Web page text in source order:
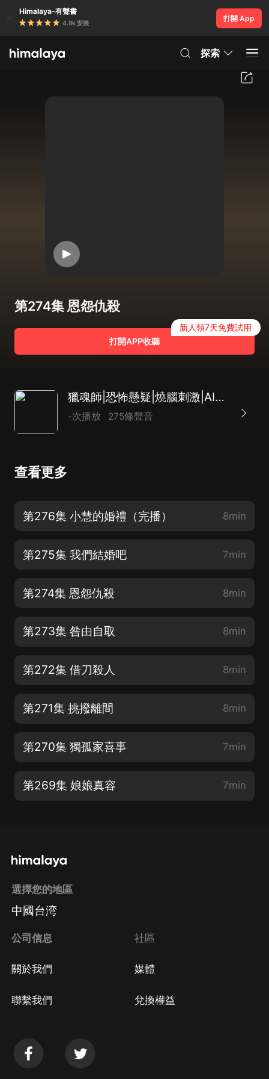
Himalaya-有聲書
4.8k 安裝
打開 App
探索
第274集 恩怨仇殺
打開APP收聽
新人領7天免費試用
獵魂師|恐怖懸疑|燒腦刺激|AI多播
-次播放 275條聲音
查看更多
第276集 小慧的婚禮（完播） 8min
第275集 我們結婚吧 7min
第274集 恩怨仇殺 8min
第273集 咎由自取 8min
第272集 借刀殺人 8min
第271集 挑撥離間 8min
第270集 獨孤家喜事 7min
第269集 娘娘真容 7min
選擇您的地區
中國台湾
公司信息
關於我們
聯繫我們
社區
媒體
兌換權益